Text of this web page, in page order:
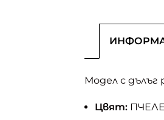
Модел с
Цвят: